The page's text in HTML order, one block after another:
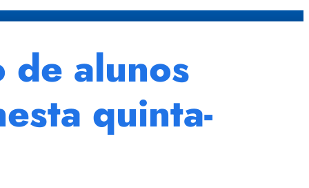
de alunos
quinta-